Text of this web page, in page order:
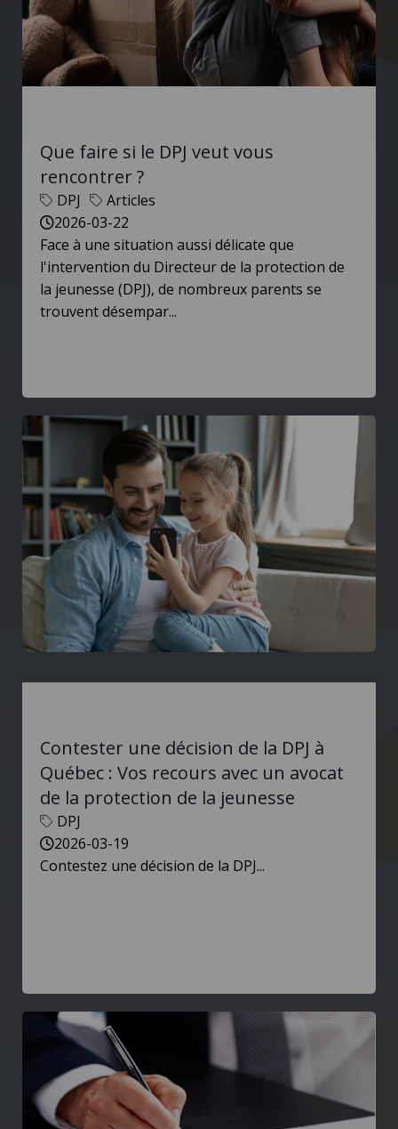
Que faire si le DPJ veut vous
rencontrer ?
DPJ
Articles
2026-03-22
Face à une situation aussi délicate que
l'intervention du Directeur de la protection de
la jeunesse (DPJ), de nombreux parents se
trouvent désempar...
Contester une décision de la DPJ à
Québec : Vos recours avec un avocat
de la protection de la jeunesse
DPJ
2026-03-19
Contestez une décision de la DPJ...